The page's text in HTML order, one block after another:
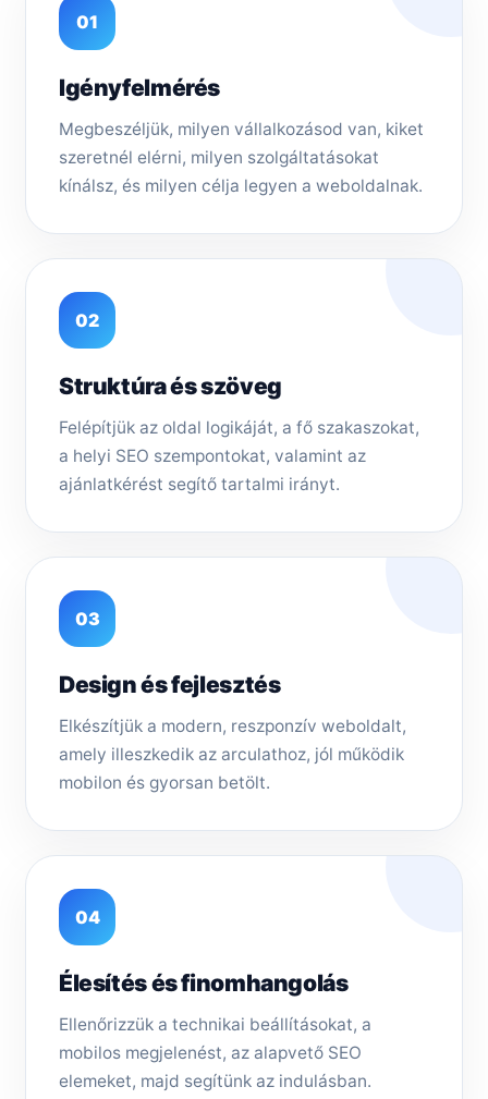
01
Igényfelmérés
Megbeszéljük, milyen vállalkozásod van, kiket
szeretnél elérni, milyen szolgáltatásokat
kínálsz, és milyen célja legyen a weboldalnak.
02
Struktúra és szöveg
Felépítjük az oldal logikáját, a fő szakaszokat,
a helyi SEO szempontokat, valamint az
ajánlatkérést segítő tartalmi irányt.
03
Design és fejlesztés
Elkészítjük a modern, reszponzív weboldalt,
amely illeszkedik az arculathoz, jól működik
mobilon és gyorsan betölt.
04
Élesítés és finomhangolás
Ellenőrizzük a technikai beállításokat, a
mobilos megjelenést, az alapvető SEO
elemeket, majd segítünk az indulásban.